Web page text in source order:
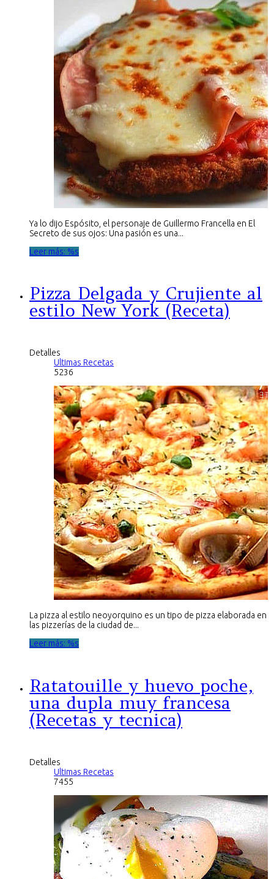
Ya lo dijo Espósito, el personaje de Guillermo Francella en El
Secreto de sus ojos: Una pasión es una...
Leer más: %s
Pizza Delgada y Crujiente al
estilo New York (Receta)
Detalles
Ultimas Recetas
5236
La pizza al estilo neoyorquino es un tipo de pizza elaborada en
las pizzerías de la ciudad de...
Leer más: %s
Ratatouille y huevo poche,
una dupla muy francesa
(Recetas y tecnica)
Detalles
Ultimas Recetas
7455